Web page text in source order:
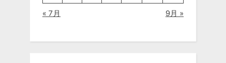
« 7月
9月 »